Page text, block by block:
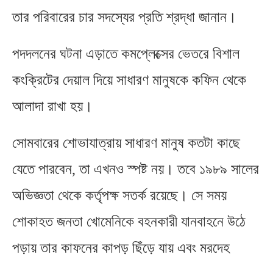
তার পরিবারের চার সদস্যের প্রতি শ্রদ্ধা জানান।
পদদলনের ঘটনা এড়াতে কমপ্লেক্সের ভেতরে বিশাল
কংক্রিটের দেয়াল দিয়ে সাধারণ মানুষকে কফিন থেকে
আলাদা রাখা হয়।
সোমবারের শোভাযাত্রায় সাধারণ মানুষ কতটা কাছে
যেতে পারবেন,তা এখনও স্পষ্ট নয়। তবে ১৯৮৯ সালের
অভিজ্ঞতা থেকে কর্তৃপক্ষ সতর্ক রয়েছে। সে সময়
শোকাহত জনতা খোমেনিকে বহনকারী যানবাহনে উঠে
পড়ায় তার কাফনের কাপড় ছিঁড়ে যায় এবং মরদেহ